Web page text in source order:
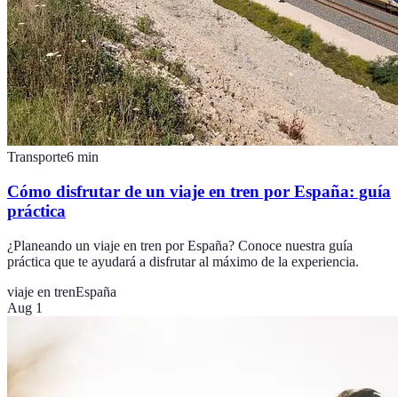
Transporte6 min
Cómo disfrutar de un viaje en tren por España: guía
práctica
¿Planeando un viaje en tren por España? Conoce nuestra guía
práctica que te ayudará a disfrutar al máximo de la experiencia.
viaje en trenEspaña
Aug 1